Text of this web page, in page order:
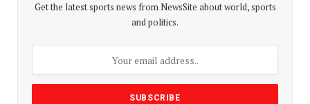
Get the latest sports news from NewsSite about world, sports
and politics.